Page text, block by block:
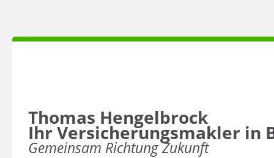
Thomas Hengelbrock
Ihr Versicherungsmakler in
Gemeinsam Richtung Zukunft